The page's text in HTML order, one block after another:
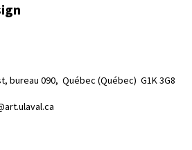
bureau 090, Québec (Québec)  G1K 3G8
YouTube